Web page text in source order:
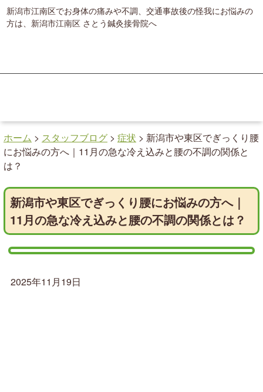
新潟市江南区でお身体の痛みや不調、交通事故後の怪我にお悩みの
方は、新潟市江南区 さとう鍼灸接骨院へ
ホーム > スタッフブログ > 症状 > 新潟市や東区でぎっくり腰
にお悩みの方へ｜11月の急な冷え込みと腰の不調の関係と
は？
新潟市や東区でぎっくり腰にお悩みの方へ｜
11月の急な冷え込みと腰の不調の関係とは？
2025年11月19日